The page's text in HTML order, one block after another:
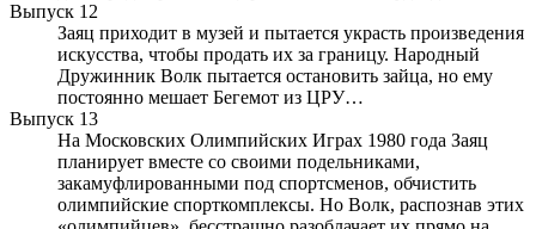
Выпуск 12
Заяц приходит в музей и пытается украсть произведения
искусства, чтобы продать их за границу. Народный
Дружинник Волк пытается остановить зайца, но ему
постоянно мешает Бегемот из ЦРУ…
Выпуск 13
На Московских Олимпийских Играх 1980 года Заяц
планирует вместе со своими подельниками,
закамуфлированными под спортсменов, обчистить
олимпийские спорткомплексы. Но Волк, распознав этих